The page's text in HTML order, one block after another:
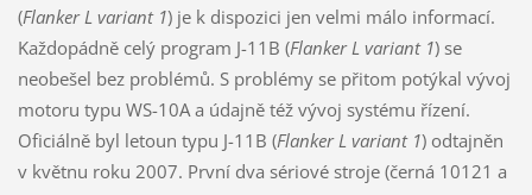
(Flanker L variant 1) je k dispozici jen velmi málo informací.
Každopádně celý program J-11B (Flanker L variant 1) se
neobešel bez problémů. S problémy se přitom potýkal vývoj
motoru typu WS-10A a údajně též vývoj systému řízení.
Oficiálně byl letoun typu J-11B (Flanker L variant 1) odtajněn
v květnu roku 2007. První dva sériové stroje (černá 10121 a